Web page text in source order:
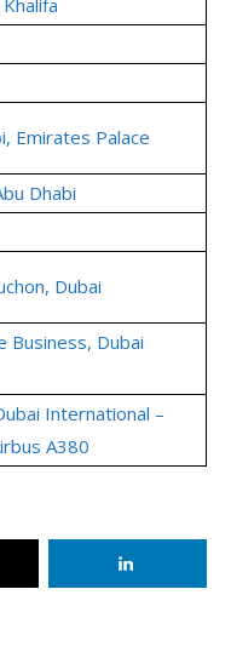
Emirates Palace
Dhabi
Dubai
Business, Dubai
International –
A380